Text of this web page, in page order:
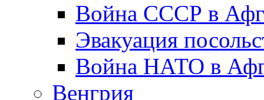
Война СССР в
Эвакуация
Война НАТО в
Венгрия